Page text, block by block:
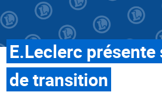
E.Leclerc
de transition